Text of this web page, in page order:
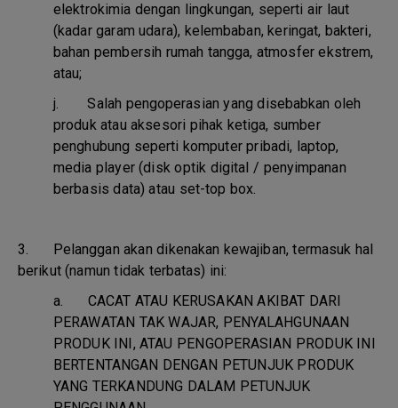
elektrokimia dengan lingkungan, seperti air laut
(kadar garam udara), kelembaban, keringat, bakteri,
bahan pembersih rumah tangga, atmosfer ekstrem,
atau;
j.Salah pengoperasian yang disebabkan oleh
produk atau aksesori pihak ketiga, sumber
penghubung seperti komputer pribadi, laptop,
media player (disk optik digital / penyimpanan
berbasis data) atau set-top box.
3. Pelanggan akan dikenakan kewajiban, termasuk hal
berikut (namun tidak terbatas) ini:
a. CACAT ATAU KERUSAKAN AKIBAT DARI
PERAWATAN TAK WAJAR, PENYALAHGUNAAN
PRODUK INI, ATAU PENGOPERASIAN PRODUK INI
BERTENTANGAN DENGAN PETUNJUK PRODUK
YANG TERKANDUNG DALAM PETUNJUK